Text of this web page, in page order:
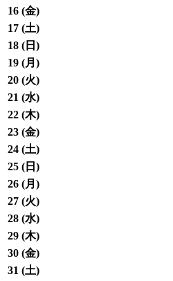
16 (金)
17 (土)
18 ( 日 )
19 (月 )
20 (火)
21 (水)
22 (木)
23 (金)
24 (土)
25 ( 日 )
26 (月 )
27 (火)
28 (水)
29 (木)
30 (金)
31 (土)